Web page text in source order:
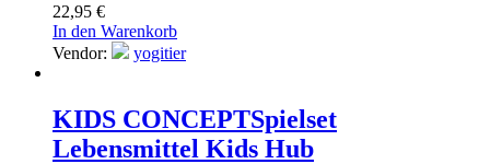
22,95 €
In den Warenkorb
Vendor:
yogitier
KIDS CONCEPTSpielset
Lebensmittel Kids Hub